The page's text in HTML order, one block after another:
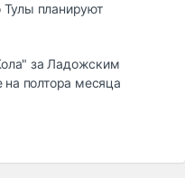
Тулы планируют
за Ладожским
полтора месяца